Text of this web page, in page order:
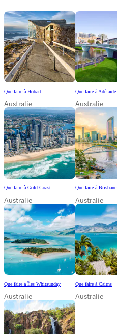
Que faire à Hobart
Australie
Que faire à Adélaïde
Australie
Que faire à Gold Coast
Australie
Que faire à Brisbane
Australie
Que faire à Îles Whitsunday
Australie
Que faire à Cairns
Australie